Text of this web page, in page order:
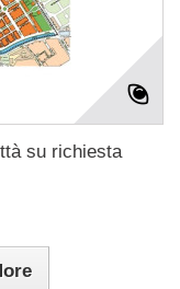
su richiesta